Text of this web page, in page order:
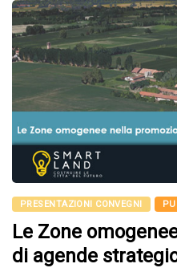
PRESENTAZIONI CONVEGNI
Le Zone
di agende